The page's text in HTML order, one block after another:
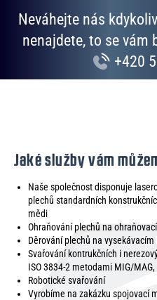
Neváhejte nás
nenajdete, to se
+420
Jaké služby vám
Naše společnost disponuje
plechů standardních
mědi
Ohraňování plechů na
Děrování plechů na vysekávacím
Svařování kontrukčních i
ISO 3834-2 metodami MIG/MAG,
Robotické svařování
Vyrobíme na zakázku spojovací